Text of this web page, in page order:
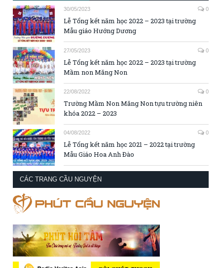
30/05/2023 0
Lễ Tổng kết năm học 2022 – 2023 tại trường
Mẫu giáo Hướng Dương
27/05/2023 0
Lễ Tổng kết năm học 2022 – 2023 tại trường
Mầm non Măng Non
22/08/2022 0
Trường Mầm Non Măng Non tựu trường niên
khóa 2022 – 2023
04/08/2022 0
Lễ Tổng kết năm học 2021 – 2022 tại trường
Mẫu Giáo Hoa Anh Đào
CÁC TRANG CẦU NGUYỆN